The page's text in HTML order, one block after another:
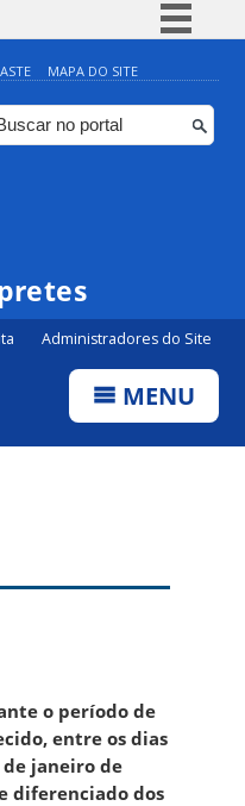
Simplifique!
Comunica BR
Participe
MAPA DO SITE
Administradores do Site
MENU
o período de
entre os dias
de janeiro de
diferenciado dos